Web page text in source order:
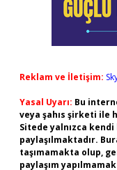
Reklam ve İletişim:
Yasal Uyarı: Bu
veya şahıs şirketi ile
Sitede yalnızca kendi
paylaşılmaktadır.
taşımamakta olup,
paylaşım